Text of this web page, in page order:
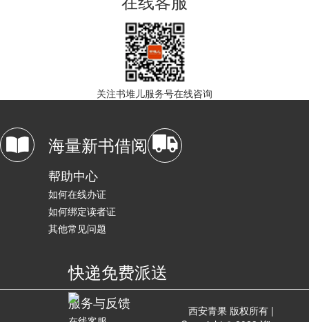
关注书堆儿服务号在线咨询
海量新书借阅
帮助中心
如何在线办证
如何绑定读者证
其他常见问题
快递免费派送
服务与反馈
西安青果 版权所有 |